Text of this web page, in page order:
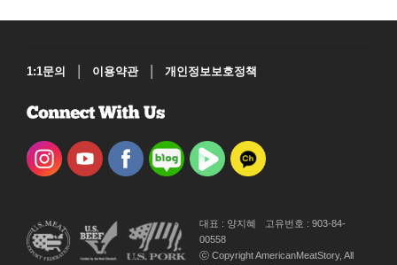
1:1문의 이용약관 개인정보보호정책
대표 : 양지혜
고유번호 : 903-84-
00558
ⓒ Copyright AmericanMeatStory, All